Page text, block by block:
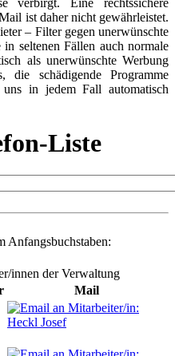
verbirgt. Eine rechtssichere
ist daher nicht gewährleistet.
– Filter gegen unerwünschte
seltenen Fällen auch normale
als unerwünschte Werbung
die schädigende Programme
in jedem Fall automatisch
Liste
Anfangsbuchstaben:
innen der Verwaltung
Mail